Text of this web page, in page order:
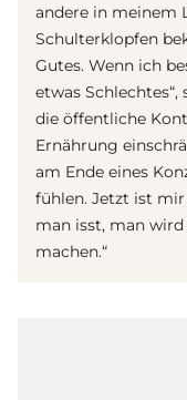
andere in meinem
Schulterklopfen
Gutes. Wenn ich
etwas
die öffentliche
Ernährung
am Ende eines
fühlen. Jetzt ist
man isst, man
machen.“